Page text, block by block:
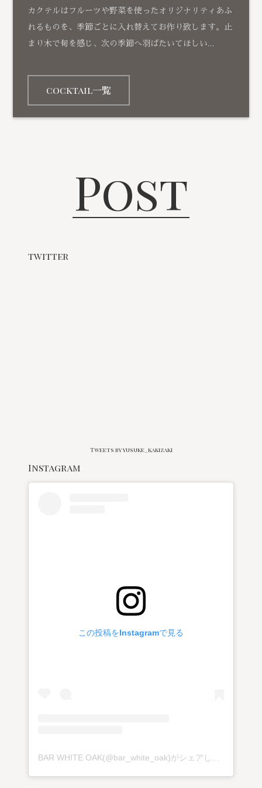
カクテルはフルーツや野菜を使ったオリジナリティあふ
れるものを、季節ごとに入れ替えてお作り致します。止
まり木で旬を感じ、次の季節へ羽ばたいてほしい…
cocktail一覧
Post
twitter
Tweets by yusuke_kakizaki
Instagram
この投稿をInstagramで見る
BAR WHITE OAK(@bar_white_oak)がシェアした投稿